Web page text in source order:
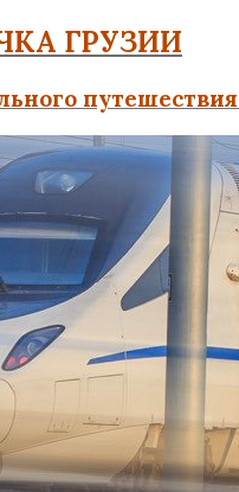
ГРУЗИИ